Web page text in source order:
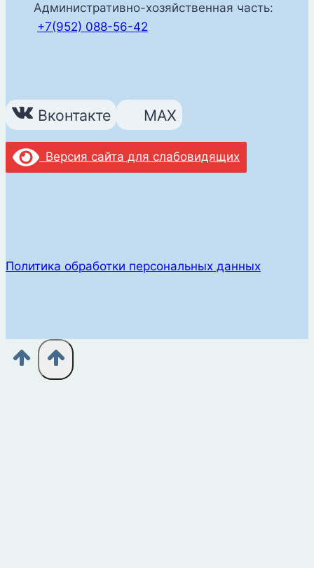
Административно-хозяйственная часть:
+7(952) 088-56-42
Вконтакте MAX
Версия сайта для слабовидящих
Политика обработки персональных данных